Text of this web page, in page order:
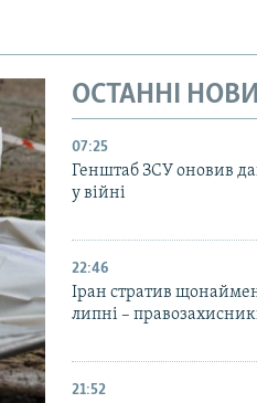
ОСТАННІ
07:25
Генштаб ЗСУ оновив
у війні
22:46
Іран стратив
липні –
21:52